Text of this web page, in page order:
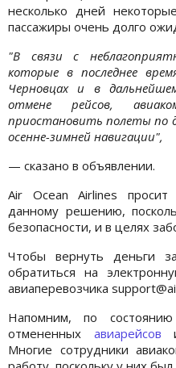
несколько дней
пассажиры очень долго
"В связи с
которые в последнее
Черновцах и в
отмене рейсов,
приостановить полеты по
осенне-зимней навигации",
— сказано в объявлении.
Air Ocean Airlines
данному решению,
безопасности, и в целях
Чтобы вернуть деньги
обратиться на
авиаперевозчика
Напомним, по
отмененных авиарейсов
Многие сотрудники